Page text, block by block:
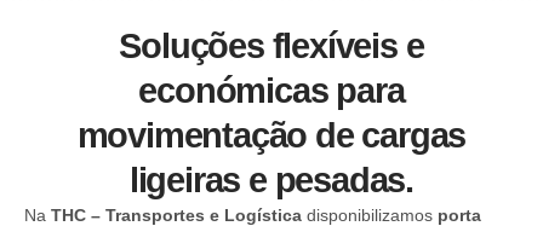
Soluções flexíveis e
económicas para
movimentação de cargas
ligeiras e pesadas.
Na THC – Transportes e Logística disponibilizamos porta